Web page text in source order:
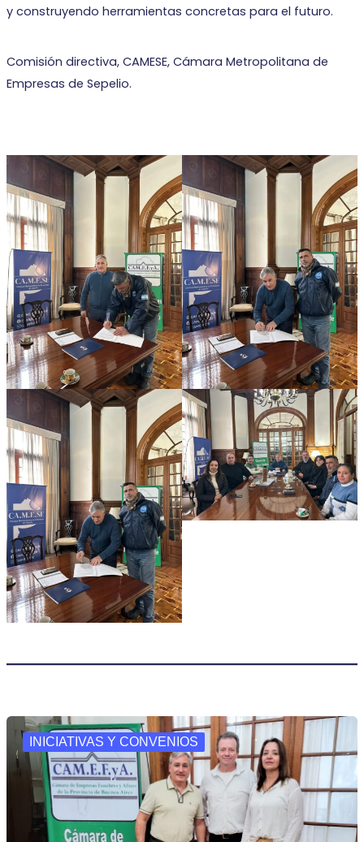
y construyendo herramientas concretas para el futuro.
Comisión directiva, CAMESE, Cámara Metropolitana de
Empresas de Sepelio.
INICIATIVAS Y CONVENIOS